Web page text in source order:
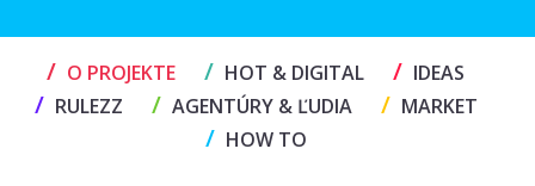
/ O PROJEKTE / HOT & DIGITAL / IDEAS
/ RULEZZ / AGENTÚRY & ĽUDIA / MARKET
/ HOW TO